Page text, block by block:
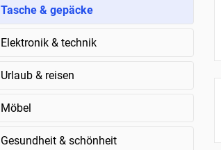
Tasche & gepäcke
Elektronik & technik
Urlaub & reisen
Möbel
Gesundheit & schönheit